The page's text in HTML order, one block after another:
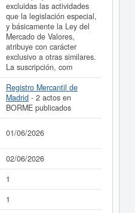
excluidas las actividades
que la legislación especial,
y básicamente la Ley del
Mercado de Valores,
atribuye con carácter
exclusivo a otras similares.
La suscripción, com
Registro Mercantil de
Madrid - 2 actos en
BORME publicados
01/06/2026
02/06/2026
1
1